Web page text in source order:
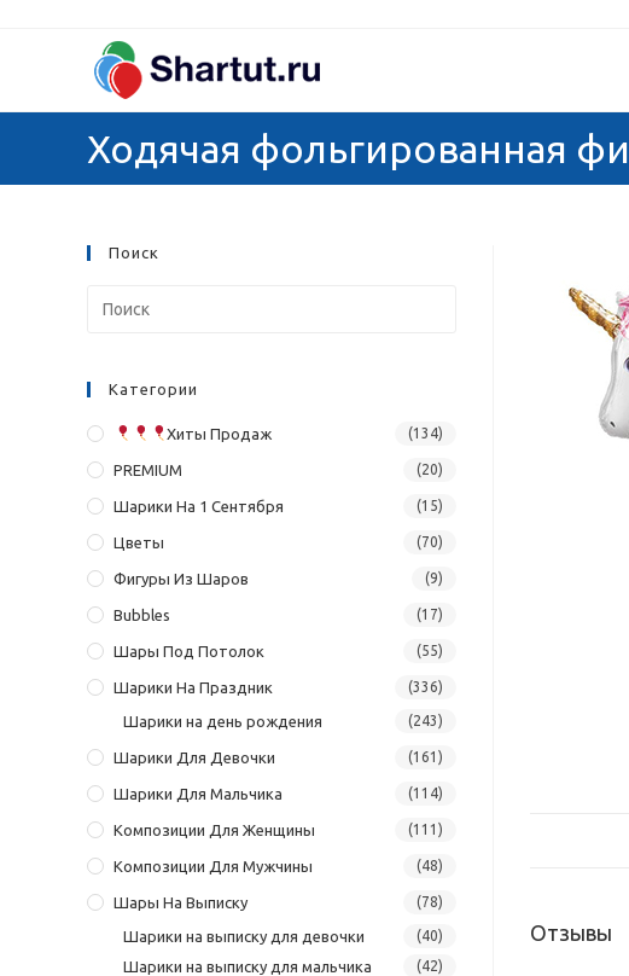
содержимому
Ходячая фольгированная
Отзывы
Поиск
Категории
Хиты Продаж (134)
PREMIUM (20)
Шарики На 1 Сентября (15)
Цветы (70)
Фигуры Из Шаров (9)
Bubbles (17)
Шары Под Потолок (55)
Шарики На Праздник (336)
Шарики на день рождения (243)
Шарики Для Девочки (161)
Шарики Для Мальчика (114)
Композиции Для Женщины (111)
Композиции Для Мужчины (48)
Шары На Выписку (78)
Шарики на выписку для девочки (40)
Шарики на выписку для мальчика (42)